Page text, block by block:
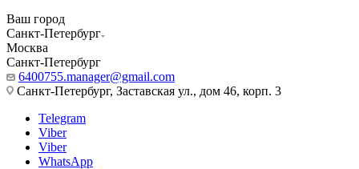
Ваш город
Санкт-Петербург
Москва
Санкт-Петербург
6400755.manager@gmail.com
Санкт-Петербург, Заставская ул., дом 46, корп. 3
Telegram
Viber
Viber
WhatsApp